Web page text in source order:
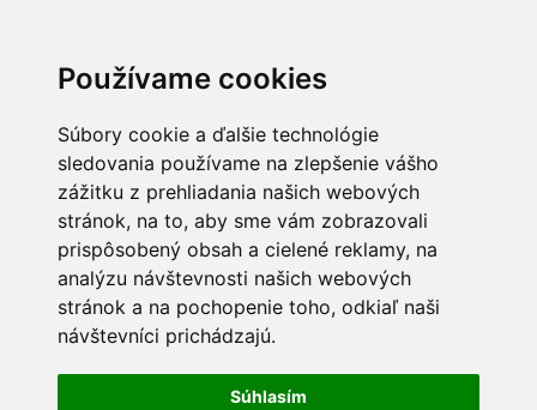
Používame cookies
Súbory cookie a ďalšie technológie
sledovania používame na zlepšenie vášho
zážitku z prehliadania našich webových
stránok, na to, aby sme vám zobrazovali
prispôsobený obsah a cielené reklamy, na
analýzu návštevnosti našich webových
stránok a na pochopenie toho, odkiaľ naši
návštevníci prichádzajú.
Súhlasím